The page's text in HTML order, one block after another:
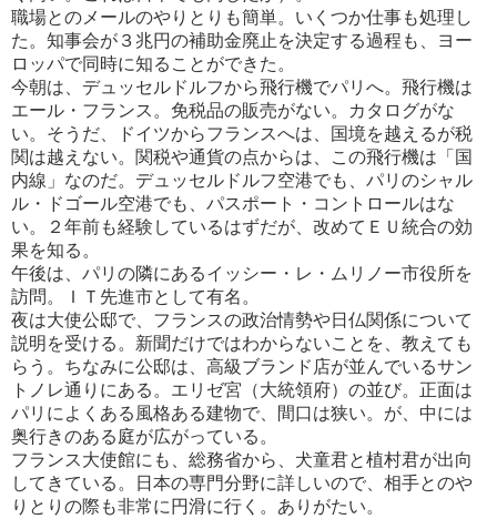
職場とのメールのやりとりも簡単。いくつか仕事も処理し
た。知事会が３兆円の補助金廃止を決定する過程も、ヨー
ロッパで同時に知ることができた。
今朝は、デュッセルドルフから飛行機でパリへ。飛行機は
エール・フランス。免税品の販売がない。カタログがな
い。そ うだ、ドイツからフランスへは、国境を越えるが税
関は越えない。関税や通貨の点からは、この飛行機は「国
内線」なのだ。デュッセルドルフ空港でも、パリのシャル
ル・ドゴール空港でも、パスポート・コントロールはな
い。２年前も経験しているはずだが、改めてＥＵ統合の効
果を知る。
午後は、パリの隣にあるイッシー・レ・ムリノー市役所を
訪問。ＩＴ先進市として有名。
夜は大使公邸で、フランスの政治情勢や日仏関係について
説明を受ける。新聞だけではわからないことを、教えても
ら う。ちなみに公邸は、高級ブランド店が並んでいるサン
トノレ通りにある。エリゼ宮（大統領府）の並び。正面は
パリによ くある風格ある建物で、間口は狭い。が、中には
奥行きのある庭が広がっている。
フランス大使館にも、総務省から、犬童君と植村君が出向
してきている。日本の専門分野に詳しいので、相手とのや
り とりの際も非常に円滑に行く。ありがたい。